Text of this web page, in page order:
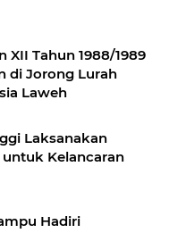
XII Tahun 1988/1989
di Jorong Lurah
Laweh
Laksanakan
Kelancaran
Hadiri